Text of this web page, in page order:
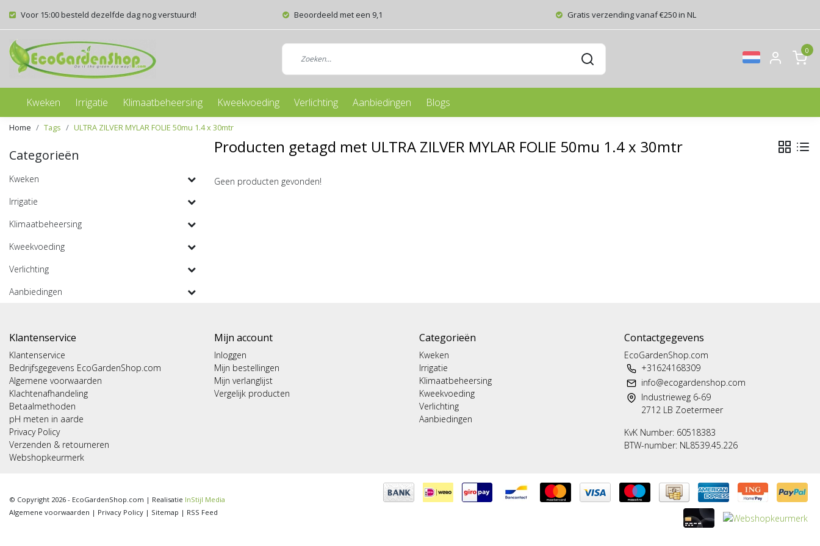
Voor 15:00 besteld dezelfde dag nog verstuurd! Beoordeeld met een 9,1 Gratis verzending vanaf €250 in NL
0
Kweken Irrigatie Klimaatbeheersing Kweekvoeding Verlichting Aanbiedingen Blogs
Home Tags ULTRA ZILVER MYLAR FOLIE 50mu 1.4 x 30mtr
Categorieën
Kweken
Irrigatie
Klimaatbeheersing
Kweekvoeding
Verlichting
Aanbiedingen
Producten getagd met ULTRA ZILVER MYLAR FOLIE 50mu 1.4 x 30mtr
Geen producten gevonden!
Klantenservice
Klantenservice
Bedrijfsgegevens EcoGardenShop.com
Algemene voorwaarden
Klachtenafhandeling
Betaalmethoden
pH meten in aarde
Privacy Policy
Verzenden & retourneren
Webshopkeurmerk
Mijn account
Inloggen
Mijn bestellingen
Mijn verlanglijst
Vergelijk producten
Categorieën
Kweken
Irrigatie
Klimaatbeheersing
Kweekvoeding
Verlichting
Aanbiedingen
Contactgegevens
EcoGardenShop.com
+31624168309
info@ecogardenshop.com
Industrieweg 6-69
2712 LB Zoetermeer
KvK Number: 60518383
BTW-number: NL8539.45.226
© Copyright 2026 - EcoGardenShop.com | Realisatie InStijl Media
Algemene voorwaarden | Privacy Policy | Sitemap | RSS Feed